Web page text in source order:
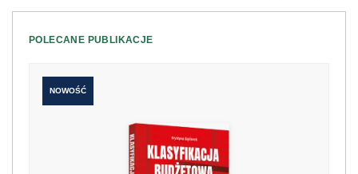
POLECANE PUBLIKACJE
NOWOŚĆ